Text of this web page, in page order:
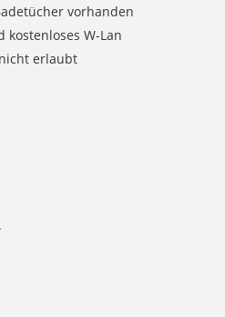
vorhanden
kostenloses W-Lan
erlaubt